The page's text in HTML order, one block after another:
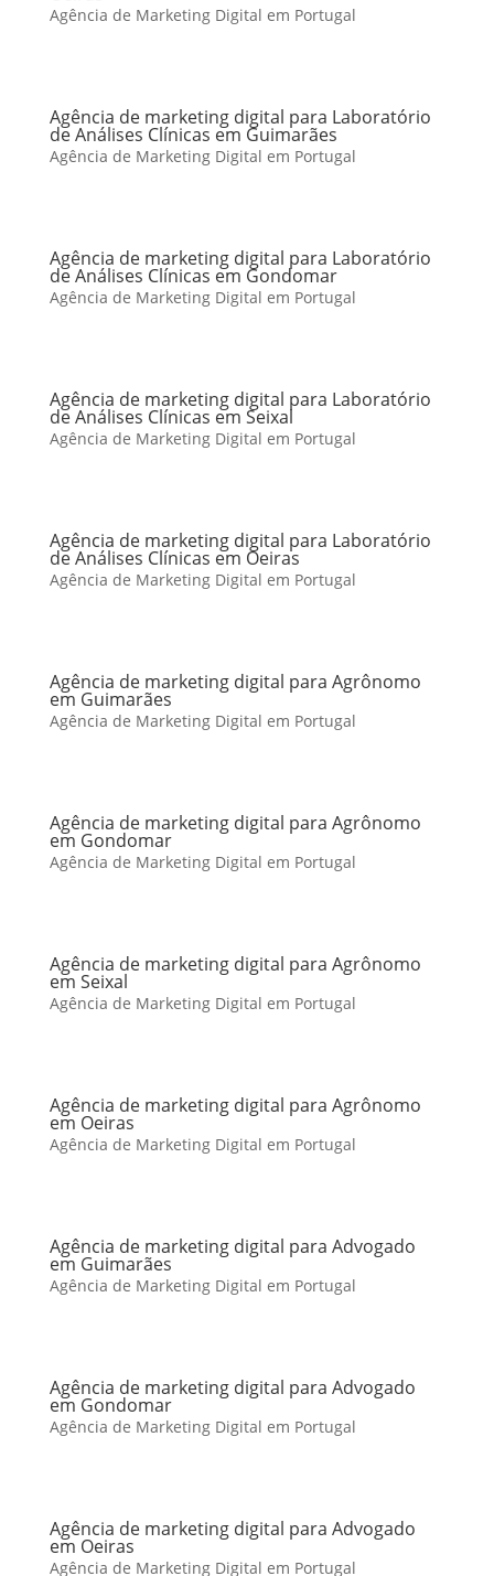
Agência de Marketing Digital em Portugal
Agência de marketing digital para Laboratório
de Análises Clínicas em Guimarães
Agência de Marketing Digital em Portugal
Agência de marketing digital para Laboratório
de Análises Clínicas em Gondomar
Agência de Marketing Digital em Portugal
Agência de marketing digital para Laboratório
de Análises Clínicas em Seixal
Agência de Marketing Digital em Portugal
Agência de marketing digital para Laboratório
de Análises Clínicas em Oeiras
Agência de Marketing Digital em Portugal
Agência de marketing digital para Agrônomo
em Guimarães
Agência de Marketing Digital em Portugal
Agência de marketing digital para Agrônomo
em Gondomar
Agência de Marketing Digital em Portugal
Agência de marketing digital para Agrônomo
em Seixal
Agência de Marketing Digital em Portugal
Agência de marketing digital para Agrônomo
em Oeiras
Agência de Marketing Digital em Portugal
Agência de marketing digital para Advogado
em Guimarães
Agência de Marketing Digital em Portugal
Agência de marketing digital para Advogado
em Gondomar
Agência de Marketing Digital em Portugal
Agência de marketing digital para Advogado
em Oeiras
Agência de Marketing Digital em Portugal